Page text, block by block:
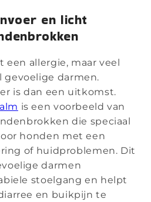
en licht
een allergie, maar veel
darmen.
is dan een uitkomst.
is een voorbeeld van
die speciaal
honden met een
of huidproblemen. Dit
darmen
stoelgang en helpt
en buikpijn te